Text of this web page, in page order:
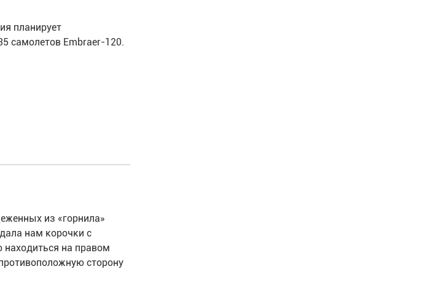
планирует
самолетов Embraer-120.
из «горнила»
нам корочки с
на правом
сторону